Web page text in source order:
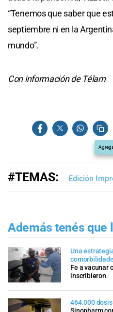
“Tenemos que saber que
septiembre ni en la
mundo”.
Con información de Télam
#TEMAS: Edición
Además tenés que
Una
Fe a vacunar
inscribieron
464.000 dosis